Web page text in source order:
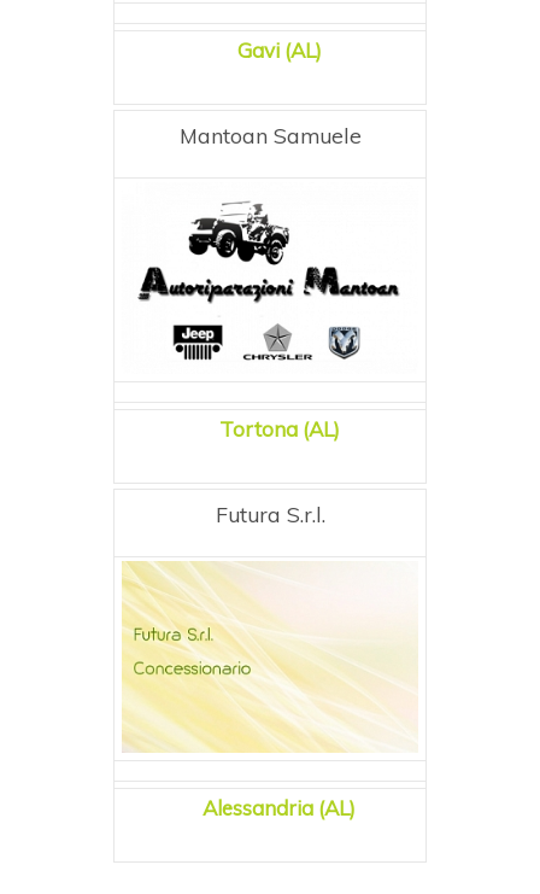
Gavi (AL)
Mantoan Samuele
Tortona (AL)
Futura S.r.l.
Alessandria (AL)